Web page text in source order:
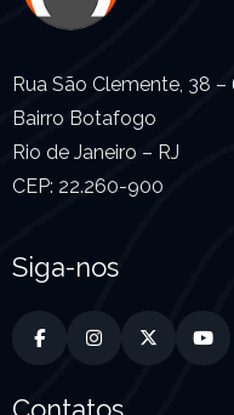
Rua São Clemente, 38 –
Bairro Botafogo
Rio de Janeiro – RJ
CEP: 22.260-900
Siga-nos